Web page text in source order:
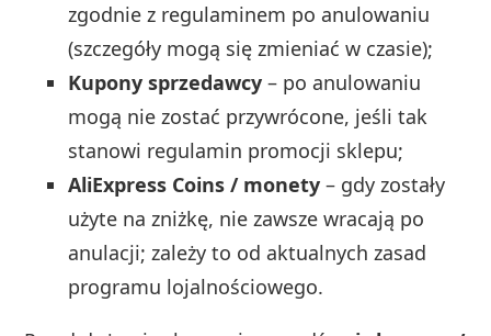
zgodnie z regulaminem po anulowaniu
(szczegóły mogą się zmieniać w czasie);
Kupony sprzedawcy – po anulowaniu
mogą nie zostać przywrócone, jeśli tak
stanowi regulamin promocji sklepu;
AliExpress Coins / monety – gdy zostały
użyte na zniżkę, nie zawsze wracają po
anulacji; zależy to od aktualnych zasad
programu lojalnościowego.